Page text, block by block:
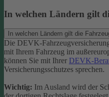
In welchen Ländern gilt
In welchen Ländern gilt die
Die DEVK-
mit Ihrem Fahrzeug im
können Sie mit Ihrer DEVK-
Versicherungsschutzes sprechen.
Wichtig: Im Ausland wird der